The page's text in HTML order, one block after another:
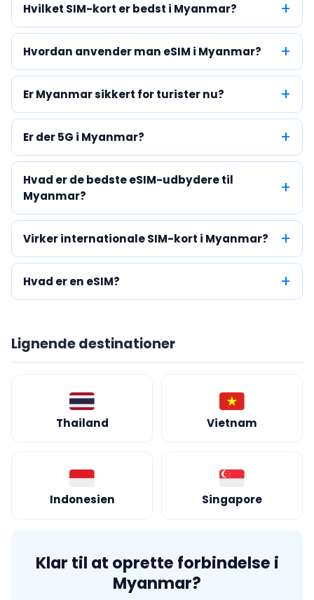
Hvilket SIM-kort er bedst i Myanmar?
Hvordan anvender man eSIM i Myanmar?
Er Myanmar sikkert for turister nu?
Er der 5G i Myanmar?
Hvad er de bedste eSIM-udbydere til
Myanmar?
Virker internationale SIM-kort i Myanmar?
Hvad er en eSIM?
Lignende destinationer
Thailand Vietnam
Indonesien Singapore
Klar til at oprette forbindelse i
Myanmar?